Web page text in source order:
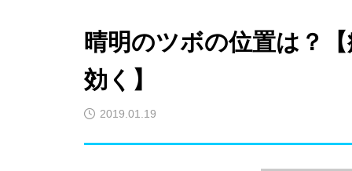
晴明のツボの位置は？
効く】
2019.01.19